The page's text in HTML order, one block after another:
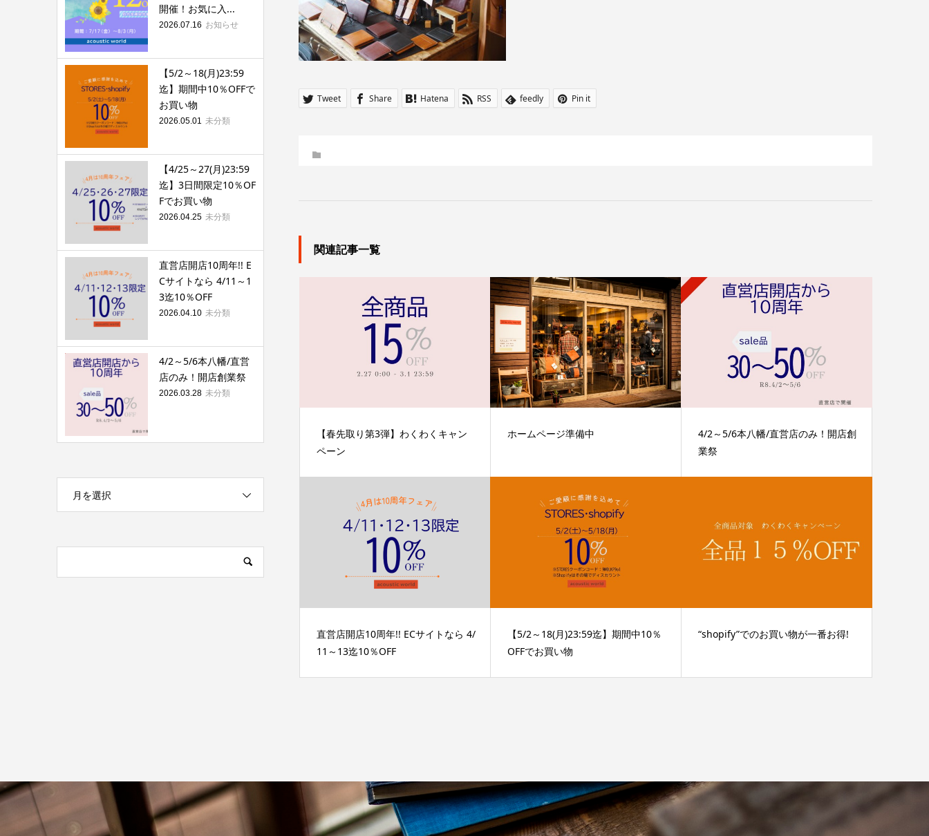
Tweet Share Hatena RSS feedly Pin it
関連記事一覧
【春先取り第3弾】わくわくキャン
ペーン
ホームページ準備中
4/2～5/6本八幡/直営店のみ！開店創
業祭
直営店開店10周年!! ECサイトなら 4/
11～13迄10％OFF
【5/2～18(月)23:59迄】期間中10％
OFFでお買い物
“shopify”でのお買い物が一番お得!
開催！お気に入...
2026.07.16 お知らせ
【5/2～18(月)23:59
迄】期間中10％OFFで
お買い物
2026.05.01 未分類
【4/25～27(月)23:59
迄】3日間限定10％OF
Fでお買い物
2026.04.25 未分類
直営店開店10周年!! E
Cサイトなら 4/11～1
3迄10％OFF
2026.04.10 未分類
4/2～5/6本八幡/直営
店のみ！開店創業祭
2026.03.28 未分類
月を選択